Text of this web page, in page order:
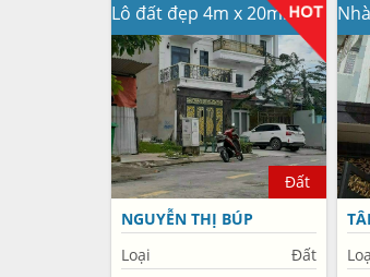
Lô đất đẹp 4m x 20m. 80m2 thổ cư. Đường nhựa 12m 1/ Nguyễn Thị Búp
Đất
NGUYỄN THỊ BÚP
Loại
Đất